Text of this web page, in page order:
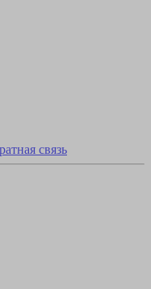
связь